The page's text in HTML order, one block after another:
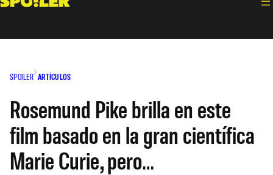
SPOILER ARTÍCULOS
Rosemund Pike brilla en este
film basado en la gran científica
Marie Curie, pero…